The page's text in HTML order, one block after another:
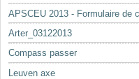
APSCEU 2013 - Formulaire de
Arter_03122013
Compass passer
Leuven axe